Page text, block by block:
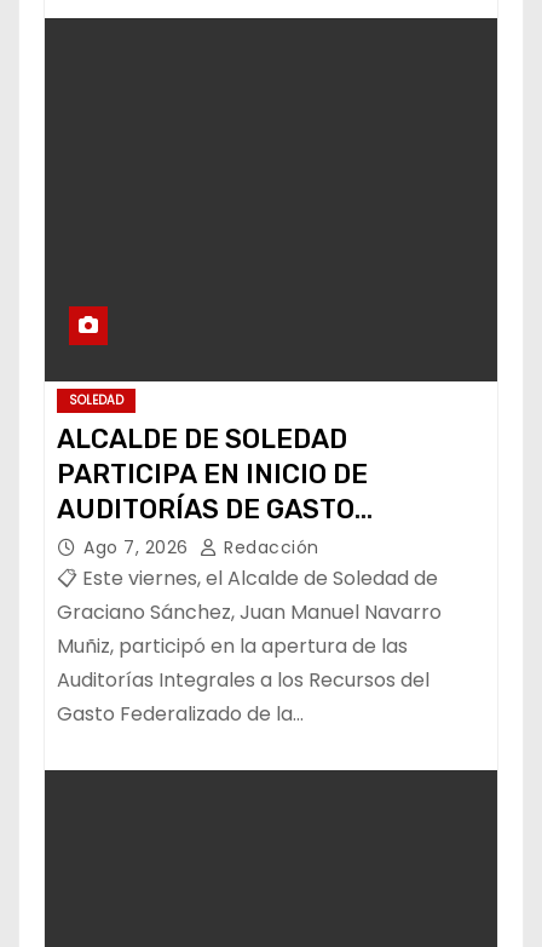
SOLEDAD
ALCALDE DE SOLEDAD
PARTICIPA EN INICIO DE
AUDITORÍAS DE GASTO
FEDERALIZADO 📝
Ago 7, 2026 Redacción
📋 Este viernes, el Alcalde de Soledad de
Graciano Sánchez, Juan Manuel Navarro
Muñiz, participó en la apertura de las
Auditorías Integrales a los Recursos del
Gasto Federalizado de la…